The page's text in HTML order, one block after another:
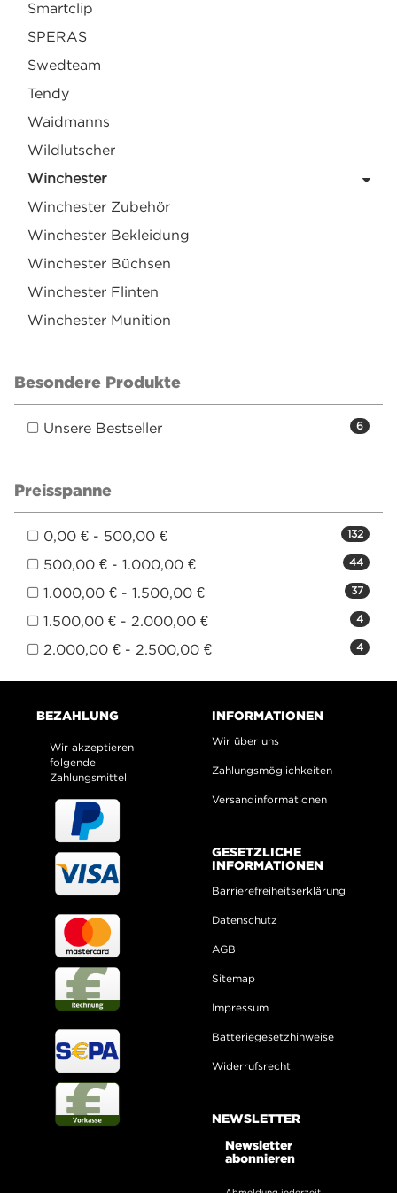
Smartclip
SPERAS
Swedteam
Tendy
Waidmanns
Wildlutscher
Winchester
Winchester Zubehör
Winchester Bekleidung
Winchester Büchsen
Winchester Flinten
Winchester Munition
Besondere Produkte
6
Unsere Bestseller
Preisspanne
132
0,00 € - 500,00 €
44
500,00 € - 1.000,00 €
37
1.000,00 € - 1.500,00 €
4
1.500,00 € - 2.000,00 €
4
2.000,00 € - 2.500,00 €
BEZAHLUNG
Wir akzeptieren
folgende
Zahlungsmittel
INFORMATIONEN
Wir über uns
Zahlungsmöglichkeiten
Versandinformationen
GESETZLICHE
INFORMATIONEN
Barrierefreiheitserklärung
Datenschutz
AGB
Sitemap
Impressum
Batteriegesetzhinweise
Widerrufsrecht
NEWSLETTER
Newsletter
abonnieren